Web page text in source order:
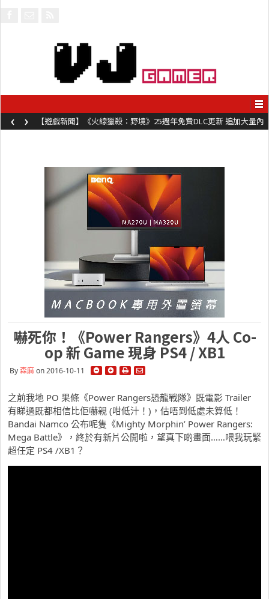
【遊戲新聞】《火線獵殺：野境》25週年免費DLC更新 追加大量內
容同時系舊作限時超平價折扣
‹ ›
嚇死你！《Power Rangers》4人 Co-
op 新 Game 現身 PS4 / XB1
By森麻on 2016-10-11
之前我地 PO 果條《Power Rangers恐龍戰隊》既電影 Trailer
有睇過既都相信比佢嚇親 (咁低汁！)，估唔到低處未算低！
Bandai Namco 公布呢隻《Mighty Morphin’ Power Rangers:
Mega Battle》，終於有新片公開啦，望真下啲畫面……喂我玩緊
超任定 PS4 /XB1？